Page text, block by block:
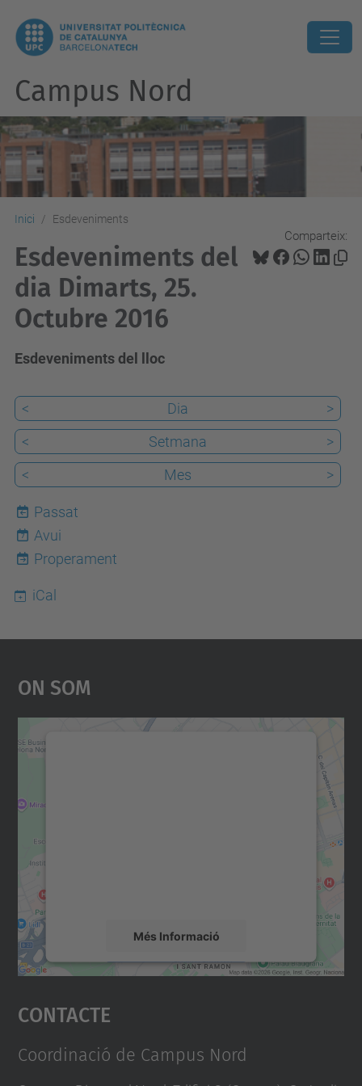
Campus Nord
Inici Esdeveniments
Comparteix:
Esdeveniments del
dia Dimarts, 25.
Octubre 2016
Esdeveniments del lloc
< Dia
>
<
Setmana
>
<
Mes >
Passat
7
Avui
Properament
iCal
On Som
Més Informació
Accepta
powered by
Contacte
Coordinació de Campus Nord